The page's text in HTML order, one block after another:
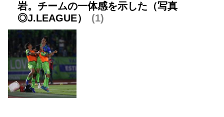
岩。チームの一体感を示した（写真
◎J.LEAGUE）
1